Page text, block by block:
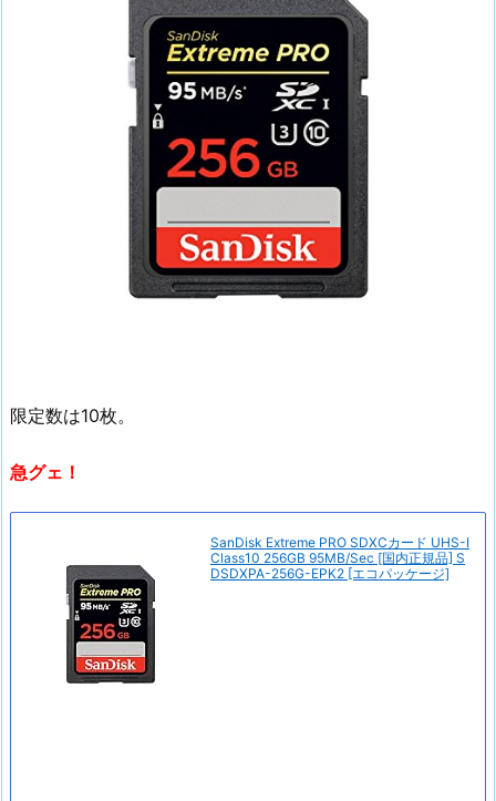
限定数は10枚。
急グェ！
SanDisk Extreme PRO SDXCカード UHS-I
Class10 256GB 95MB/Sec [国内正規品] S
DSDXPA-256G-EPK2 [エコパッケージ]